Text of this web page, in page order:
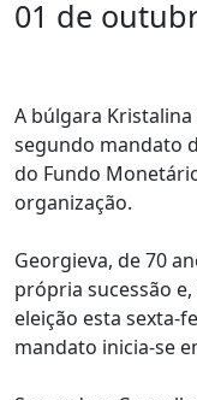
01 de
A búlgara
segundo mandato
do Fundo
organização.
Georgieva, de 70
própria sucessão
eleição esta sexta-
mandato inicia-se